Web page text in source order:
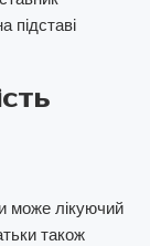
підставі
може лікуючий
також